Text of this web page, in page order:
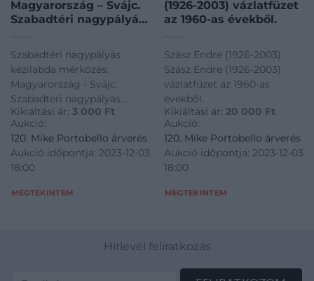
Magyarország – Svájc.
Szabadtéri nagypályás
A magyarok 2-ik gólja.
1938. Berlin VB.
Nemzeti Sport.
Sajtófotó.
Szabadtéri nagypályás
kézilabda mérkőzés:
Magyarország - Svájc.
Szabadtéri nagypályás
kézilabda mérkőzés:
Magyarország - Svájc. A
magyarok 2-ik gólja. 1938.
Berlin VB. Nemzeti Sport.
Sajtófotó.
Kikiáltási ár: 3 000 Ft
Aukció:
120. Mike Portobello árverés
Aukció időpontja: 2023-12-03
18:00
MEGTEKINTEM
(1926-2003) vázlatfüzet
az 1960-as évekből.
Szász Endre (1926-2003)
Szász Endre (1926-2003)
vázlatfüzet az 1960-as
évekből.
Kikiáltási ár: 20 000 Ft
Aukció:
120. Mike Portobello árverés
Aukció időpontja: 2023-12-03
18:00
MEGTEKINTEM
Hírlevél feliratkozás